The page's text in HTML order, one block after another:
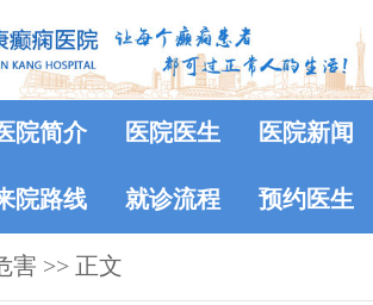
院简介 医院医生 医院新闻
院路线 就诊流程 预约医生
害 >> 正文